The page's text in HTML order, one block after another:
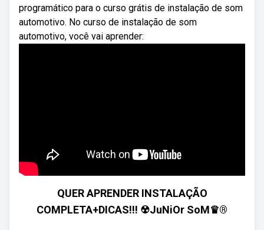
programático para o curso grátis de instalação de som
automotivo. No curso de instalação de som
automotivo, você vai aprender:
QUER APRENDER INSTALAÇÃO
COMPLETA+DICAS!!! ☢JuNiOr SoM♛®